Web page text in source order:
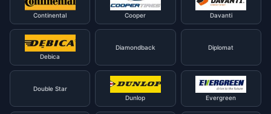
Continental Cooper Davanti
Debica
Diamondback Diplomat
Double Star
Dunlop
Evergreen